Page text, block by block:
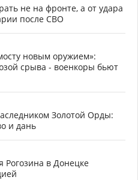
не на фронте, а от удара
после СВО
новым оружием»:
срыва - военкоры бьют
Золотой Орды:
и дань
Рогозина в Донецке